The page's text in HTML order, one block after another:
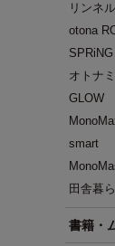
リンネル
otona
SPRiNG
オトナ
GLOW
smart
田舎暮
書籍・